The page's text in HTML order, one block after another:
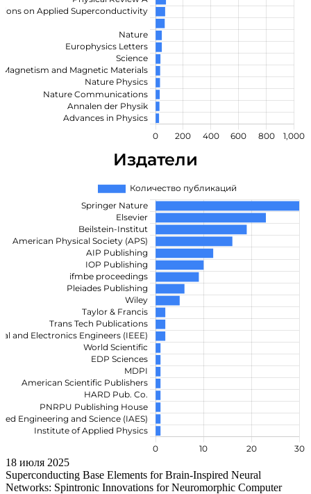
18 июля 2025
Superconducting Base Elements for Brain-Inspired Neural
Networks: Spintronic Innovations for Neuromorphic Computer